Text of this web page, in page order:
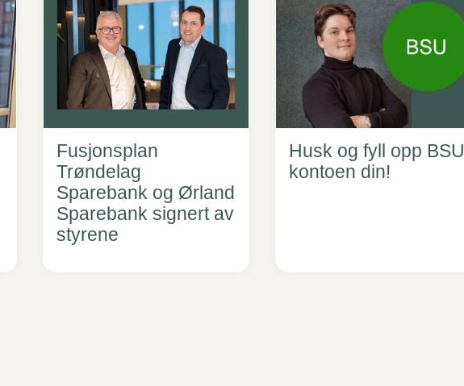
Fusjonsplan
Trøndelag
Sparebank og Ørland
Sparebank signert av
styrene
Husk og fyll opp BSU
kontoen din!